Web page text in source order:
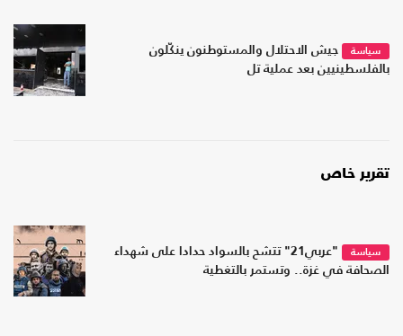
سياسة
جيش الاحتلال والمستوطنون ينكّلون
بالفلسطينيين بعد عملية تل
تقرير خاص
سياسة
"عربي21" تتشح بالسواد حدادا على شهداء
الصحافة في غزة.. وتستمر بالتغطية